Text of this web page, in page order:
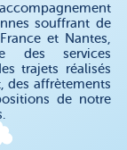
souffrant de
et Nantes,
des services
trajets réalisés
des affrètements
de notre